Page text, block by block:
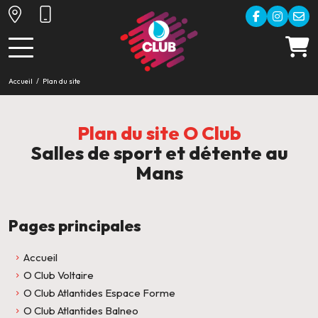
Accueil Plan du site
Plan du site O Club
Salles de sport et détente au
Mans
Pages principales
Accueil
O Club Voltaire
O Club Atlantides Espace Forme
O Club Atlantides Balneo